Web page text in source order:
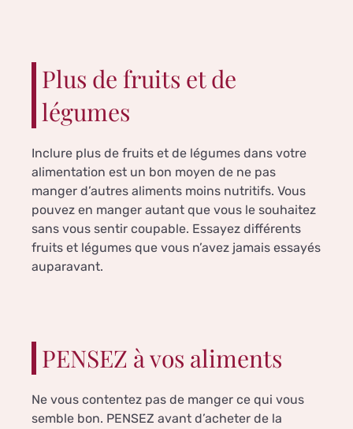
Plus de fruits et de
légumes
Inclure plus de fruits et de légumes dans votre
alimentation est un bon moyen de ne pas
manger d’autres aliments moins nutritifs. Vous
pouvez en manger autant que vous le souhaitez
sans vous sentir coupable. Essayez différents
fruits et légumes que vous n’avez jamais essayés
auparavant.
PENSEZ à vos aliments
Ne vous contentez pas de manger ce qui vous
semble bon. PENSEZ avant d’acheter de la